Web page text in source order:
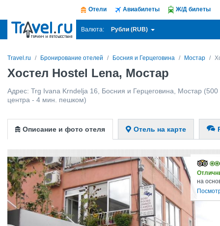
Отели Авиабилеты Ж/Д билеты
Валюта: Рубли (RUB)
Travel.ru Бронирование отелей Босния и Герцеговина Мостар
Хостел Hostel Lena, Мостар
Адрес: Trg Ivana Krndelja 16 Босния и Герцеговина Мостар (500
центра - 4 мин. пешком)
Описание и фото отеля Отель на карте
на